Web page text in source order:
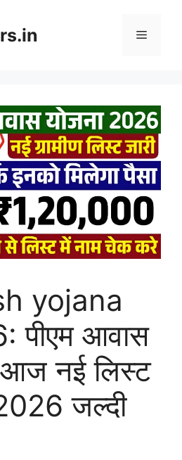
Menu
yojana
पीएम आवास
आज नई लिस्ट
जल्दी